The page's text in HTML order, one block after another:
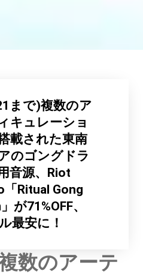
まで)複数のア
キュレーショ
載された東南
のゴングドラ
音源、Riot
「Ritual Gong
が71%OFF、
最安に！
数のアーテ